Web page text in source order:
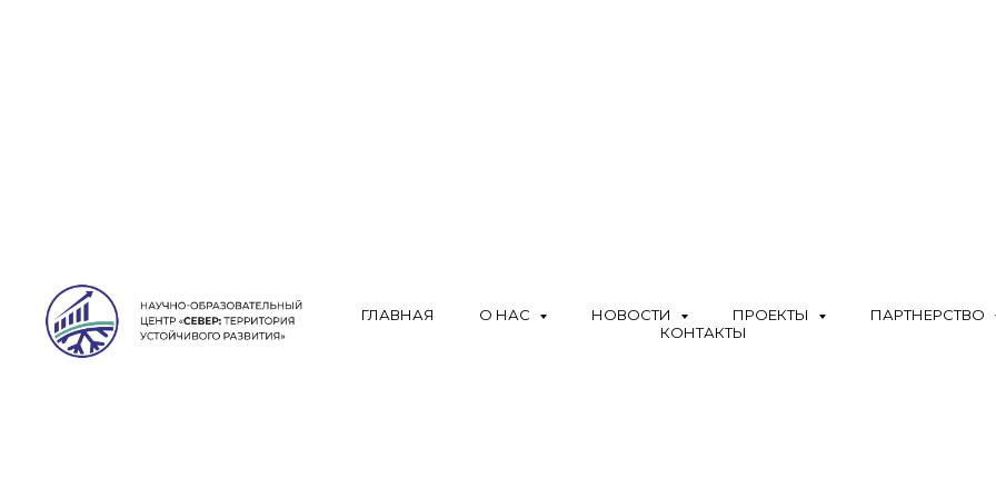
ГЛАВНАЯ О НАС НОВОСТИ ПРОЕКТЫ
ПАРТНЕРСТВО
КОНТАКТЫ
ОБРАЗОВАТЕЛЬНЫЙ ЦЕНТР
«СЕВЕР: ТЕРРИТОРИЯ